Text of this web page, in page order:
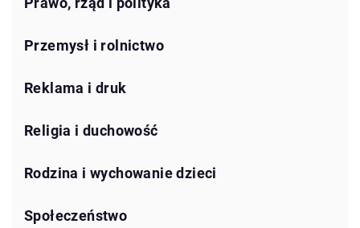
Przemysł i rolnictwo
Reklama i druk
Religia i duchowość
Rodzina i wychowanie dzieci
Społeczeństwo